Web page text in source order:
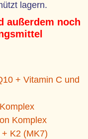
lagern.
außerdem noch
+ Vitamin C und
Komplex
K2 (MK7)